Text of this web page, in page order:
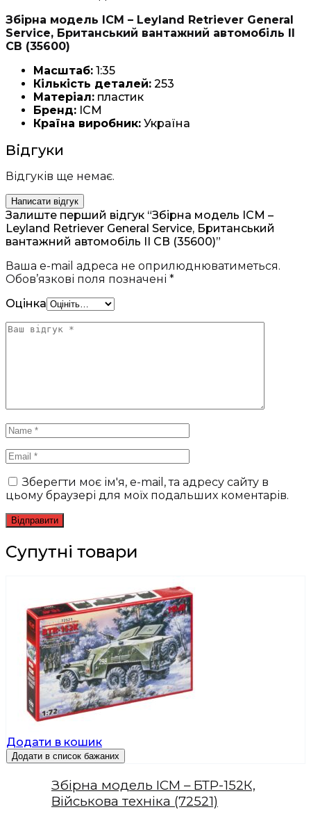
Збірна модель ICM – Leyland Retriever General
Service, Британський вантажний автомобіль II
СВ (35600)
Масштаб: 1:35
Кількість деталей: 253
Матеріал: пластик
Бренд: ICM
Країна виробник: Україна
Відгуки
Відгуків ще немає.
Написати відгук
Залиште перший відгук “Збірна модель ICM –
Leyland Retriever General Service, Британський
вантажний автомобіль II СВ (35600)”
Ваша e-mail адреса не оприлюднюватиметься.
Обов’язкові поля позначені *
Оцінка
Зберегти моє ім'я, e-mail, та адресу сайту в
цьому браузері для моїх подальших коментарів.
Супутні товари
Додати в кошик
Додати в список бажаних
Збірна модель ICM – БТР-152К,
Військова техніка (72521)